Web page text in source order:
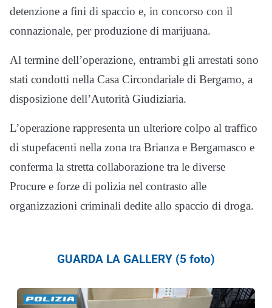
detenzione a fini di spaccio e, in concorso con il
connazionale, per produzione di marijuana.
Al termine dell’operazione, entrambi gli arrestati sono
stati condotti nella Casa Circondariale di Bergamo, a
disposizione dell’Autorità Giudiziaria.
L’operazione rappresenta un ulteriore colpo al traffico
di stupefacenti nella zona tra Brianza e Bergamasco e
conferma la stretta collaborazione tra le diverse
Procure e forze di polizia nel contrasto alle
organizzazioni criminali dedite allo spaccio di droga.
GUARDA LA GALLERY (5 foto)